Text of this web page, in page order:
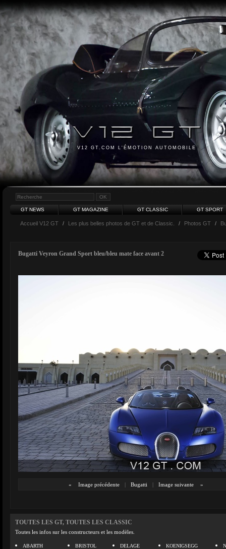
V12 GT.COM L'ÉMOTION AUTOMOBILE
GT NEWS GT MAGAZINE GT CLASSIC GT SPORT
Accueil V12 GT / Les plus belles photos de GT et de Classic. / Photos GT /
Bugatti Veyron Grand Sport bleu/bleu mate face avant 2
« Image précédente | Bugatti | Image suivante »
TOUTES LES GT, TOUTES LES CLASSIC
Toutes les infos sur les constructeurs et les modèles.
ABARTH
BRISTOL
DELAGE
KOENIGSEGG